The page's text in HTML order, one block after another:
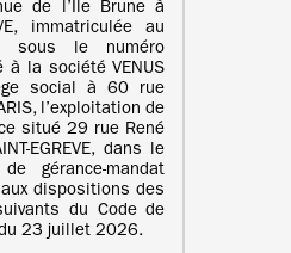
de l’Ile Brune à
immatriculée au
sous le numéro
la société VENUS
social à 60 rue
l’exploitation de
situé 29 rue René
EGREVE, dans le
gérance-mandat
dispositions des
du Code de
23 juillet 2026.